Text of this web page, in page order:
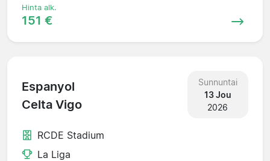
Hinta alk.
151 €
Espanyol
Celta Vigo
Sunnuntai
13 Jou
2026
RCDE Stadium
La Liga